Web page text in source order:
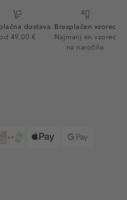
dostava
od 49,00 €
Brezplačen vzorec
Najmanj en vzorec
na naročilo